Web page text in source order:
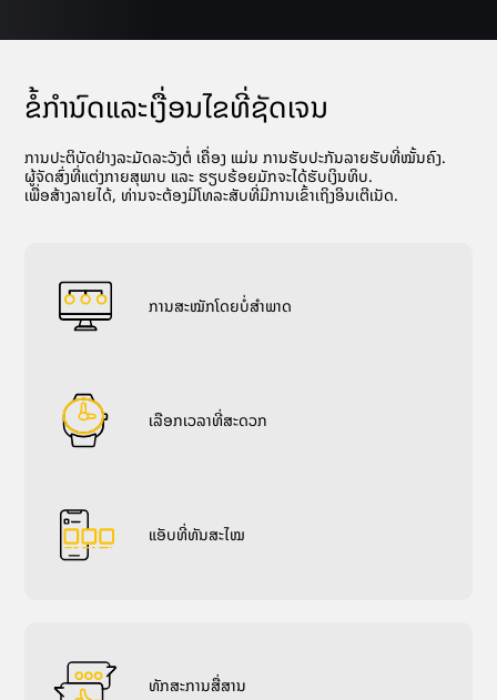
ຂໍ້ກໍານົດແລະເງື່ອນໄຂທີ່ຊັດເຈນ
ການປະຕິບັດຢ່າງລະມັດລະວັງຕໍ່ ເຄື່ອງ ແມ່ນ ການຮັບປະກັນລາຍຮັບທີ່ໝັ້ນຄົງ.
ຜູ້ຈັດສົ່ງທີ່ແຕ່ງກາຍສຸພາບ ແລະ ຮຽບຮ້ອຍມັກຈະໄດ້ຮັບເງິນທິບ.
ເພື່ອສ້າງລາຍໄດ້, ທ່ານຈະຕ້ອງມີໂທລະສັບທີ່ມີການເຂົ້າເຖິງອິນເຕີເນັດ.
ການສະໝັກໂດຍບໍ່ສຳພາດ
ເລືອກເວລາທີ່ສະດວກ
ແອັບທີ່ທັນສະໄໝ
ທັກ​ສະ​ການ​ສື່​ສານ